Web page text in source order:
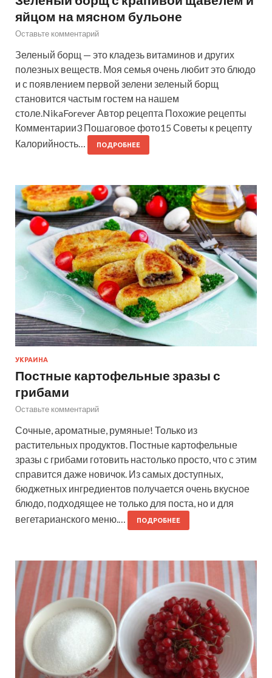
яйцом на мясном бульоне
Оставьте комментарий
Зеленый борщ — это кладезь витаминов и других
полезных веществ. Моя семья очень любит это блюдо
и с появлением первой зелени зеленый борщ
становится частым гостем на нашем
столе.NikaForever Автор рецепта Похожие рецепты
Комментарии3 Пошаговое фото15 Советы к рецепту
Калорийность…
ПОДРОБНЕЕ
УКРАИНА
Постные картофельные зразы с
грибами
Оставьте комментарий
Сочные, ароматные, румяные! Только из
растительных продуктов. Постные картофельные
зразы с грибами готовить настолько просто, что с этим
справится даже новичок. Из самых доступных,
бюджетных ингредиентов получается очень вкусное
блюдо, подходящее не только для поста, но и для
вегетарианского меню.…
ПОДРОБНЕЕ